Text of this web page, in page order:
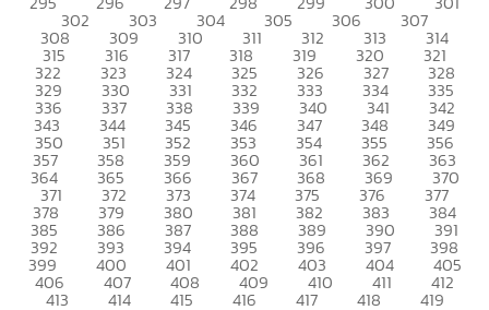
302 303 304 305 306 307
308 309 310 311 312 313 314
315 316 317 318 319 320 321
322 323 324 325 326 327 328
329 330 331 332 333 334 335
336 337 338 339 340 341 342
343 344 345 346 347 348 349
350 351 352 353 354 355 356
357 358 359 360 361 362 363
364 365 366 367 368 369 370
371 372 373 374 375 376 377
378 379 380 381 382 383 384
385 386 387 388 389 390 391
392 393 394 395 396 397 398
399 400 401 402 403 404 405
406 407 408 409 410 411 412
413 414 415 416 417 418 419